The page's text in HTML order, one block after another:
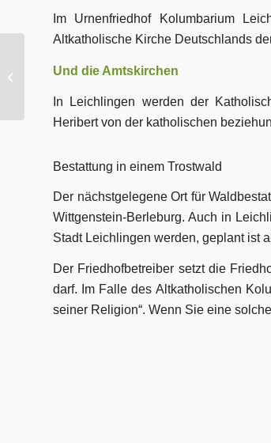
Im Urnenfriedhof Kolumbarium
Altkatholische Kirche Deutschlands
Und die Amtskirchen
In Leichlingen werden der
Heribert von der katholischen
Bestattung in einem Trostwald
Der nächstgelegene Ort für
Wittgenstein-Berleburg. Auch in
Stadt Leichlingen werden, geplant ist
Der Friedhofbetreiber setzt die
darf. Im Falle des Altkatholischen
seiner Religion“. Wenn Sie eine
Martina Rudolph ist „Zertifizierte